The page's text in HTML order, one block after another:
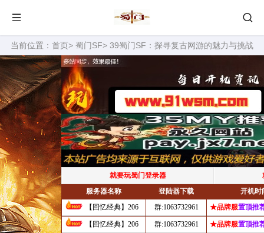
当前位置： 首页> 蜀门SF> 39蜀门SF：探寻复古网游的魅力与挑战